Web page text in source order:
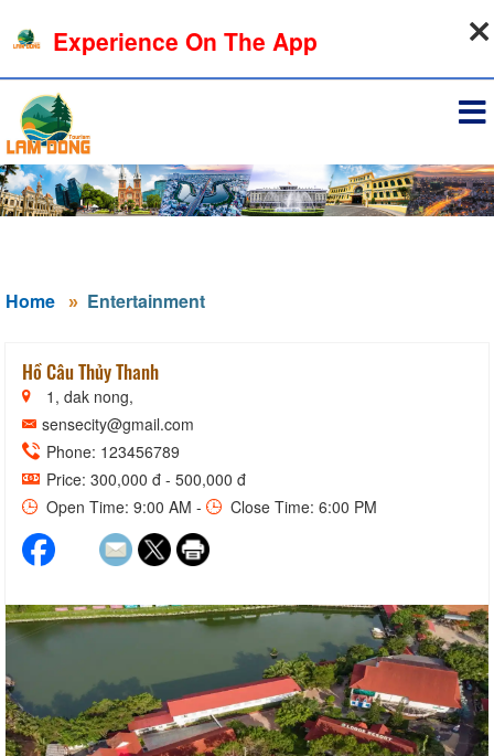
Home Entertainment
Hồ Câu Thủy Thanh
1, dak nong,
sensecity@gmail.com
Phone: 123456789
Price: 300,000 đ - 500,000 đ
Open Time: 9:00 AM -
Close Time: 6:00 PM
Experience On The App